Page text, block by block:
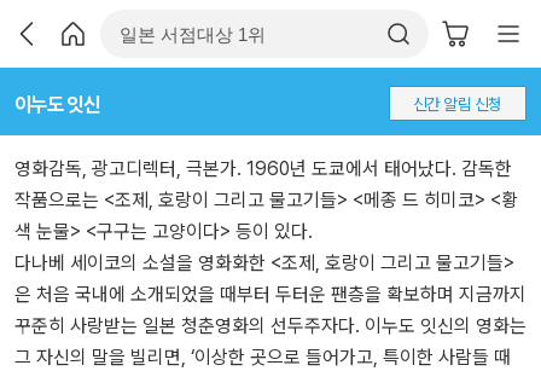
이누도 잇신 신간 알림 신청
영화감독, 광고디렉터, 극본가. 1960년 도쿄에서 태어났다. 감독한
작품으로는 <조제, 호랑이 그리고 물고기들> <메종 드 히미코> <황
색 눈물> <구구는 고양이다> 등이 있다.
다나베 세이코의 소설을 영화화한 <조제, 호랑이 그리고 물고기들>
은 처음 국내에 소개되었을 때부터 두터운 팬층을 확보하며 지금까지
꾸준히 사랑받는 일본 청춘영화의 선두주자다. 이누도 잇신의 영화는
그 자신의 말을 빌리면, ‘이상한 곳으로 들어가고, 특이한 사람들 때